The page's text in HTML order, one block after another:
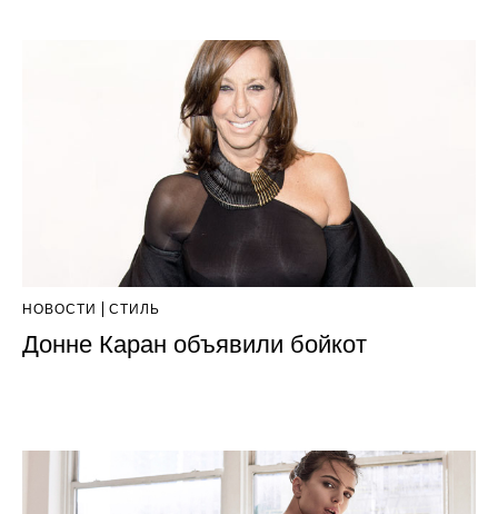
НОВОСТИ СТИЛЬ
Донне Каран объявили бойкот